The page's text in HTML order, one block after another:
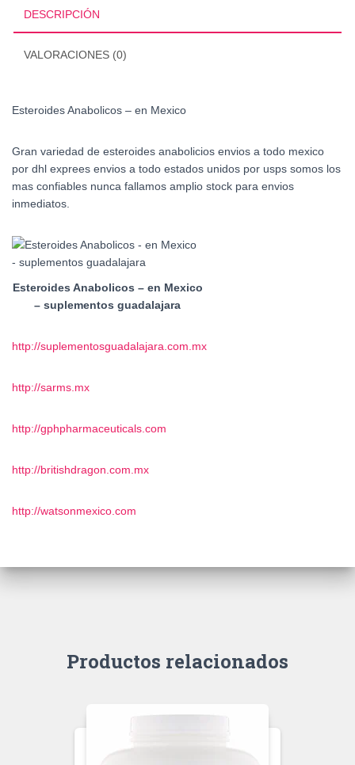
DESCRIPCIÓN
VALORACIONES (0)
Esteroides Anabolicos – en Mexico
Gran variedad de esteroides anabolicios envios a todo mexico
por dhl exprees envios a todo estados unidos por usps somos los
mas confiables nunca fallamos amplio stock para envios
inmediatos.
Esteroides Anabolicos – en Mexico
– suplementos guadalajara
http://suplementosguadalajara.com.mx
http://sarms.mx
http://gphpharmaceuticals.com
http://britishdragon.com.mx
http://watsonmexico.com
Productos relacionados